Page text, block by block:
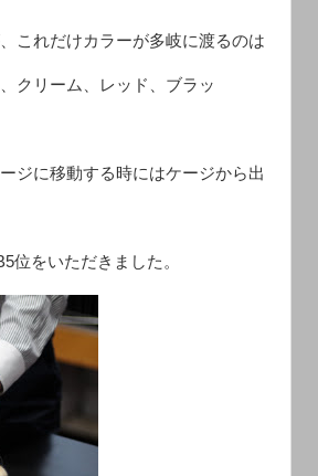
これだけカラーが多岐に渡るのは
クリーム、レッド、ブラッ
ジに移動する時にはケージから出
位をいただきました。